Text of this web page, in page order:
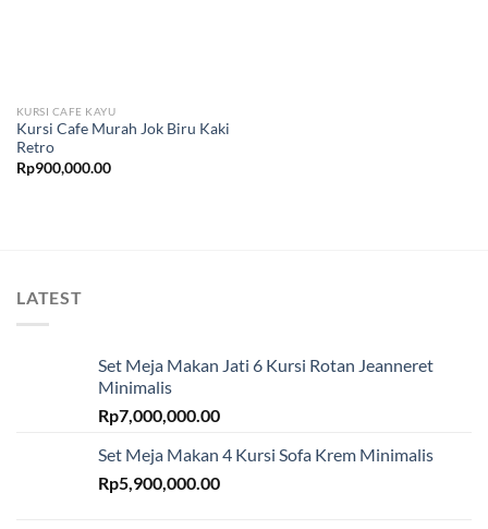
KURSI CAFE KAYU
Kursi Cafe Murah Jok Biru Kaki
Retro
Rp900,000.00
LATEST
Set Meja Makan Jati 6 Kursi Rotan Jeanneret
Minimalis
Rp7,000,000.00
Set Meja Makan 4 Kursi Sofa Krem Minimalis
Rp5,900,000.00